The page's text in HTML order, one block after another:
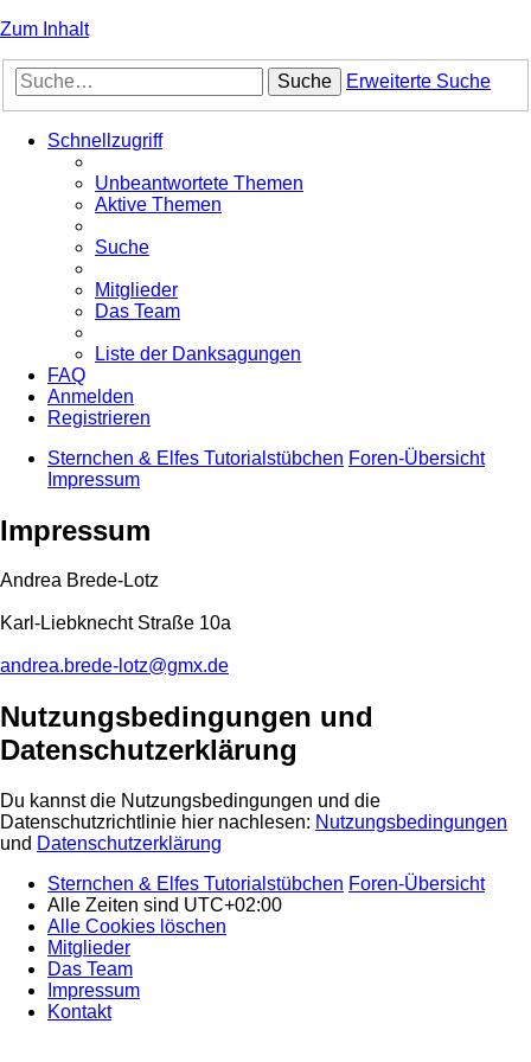
Zum Inhalt
Suche Erweiterte Suche
Schnellzugriff
Unbeantwortete Themen
Aktive Themen
Suche
Mitglieder
Das Team
Liste der Danksagungen
FAQ
Anmelden
Registrieren
Sternchen & Elfes Tutorialstübchen Foren-Übersicht
Impressum
Impressum
Andrea Brede-Lotz
Karl-Liebknecht Straße 10a
andrea.brede-lotz@gmx.de
Nutzungsbedingungen und
Datenschutzerklärung
Du kannst die Nutzungsbedingungen und die
Datenschutzrichtlinie hier nachlesen: Nutzungsbedingungen
und Datenschutzerklärung
Sternchen & Elfes Tutorialstübchen Foren-Übersicht
Alle Zeiten sind UTC+02:00
Alle Cookies löschen
Mitglieder
Das Team
Impressum
Kontakt